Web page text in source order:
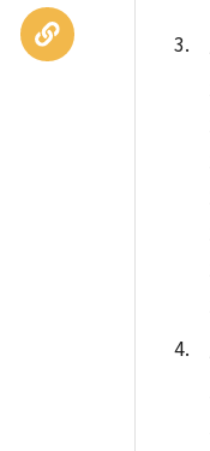
URLを
コピー